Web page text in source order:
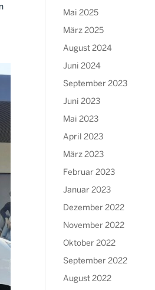
Mai 2025
März 2025
August 2024
Juni 2024
September 2023
Juni 2023
Mai 2023
April 2023
März 2023
Februar 2023
Januar 2023
Dezember 2022
November 2022
Oktober 2022
September 2022
August 2022